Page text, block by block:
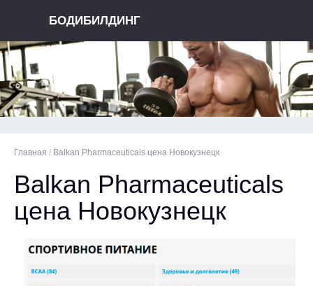
БОДИБИЛДИНГ
Главная / Balkan Pharmaceuticals цена Новокузнецк
Balkan Pharmaceuticals
цена Новокузнецк